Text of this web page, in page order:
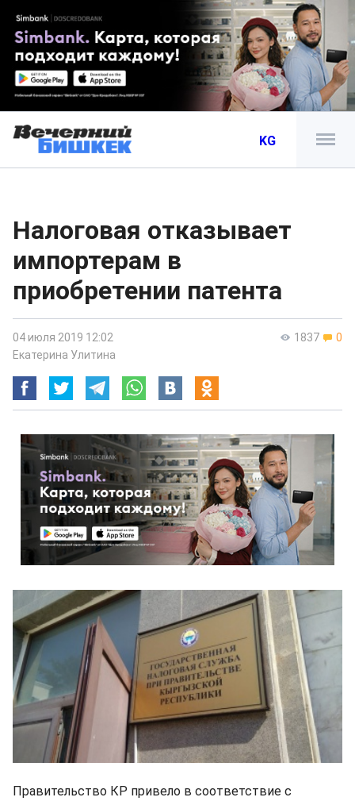
KG
Налоговая отказывает
импортерам в
приобретении патента
1837 0
04 июля 2019 12:02
Екатерина Улитина
Правительство КР привело в соответствие с